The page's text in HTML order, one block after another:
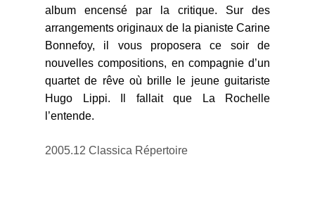
album encensé par la critique. Sur des
arrangements originaux de la pianiste Carine
Bonnefoy, il vous proposera ce soir de
nouvelles compositions, en compagnie d’un
quartet de rêve où brille le jeune guitariste
Hugo Lippi. Il fallait que La Rochelle
l’entende.
2005.12 Classica Répertoire